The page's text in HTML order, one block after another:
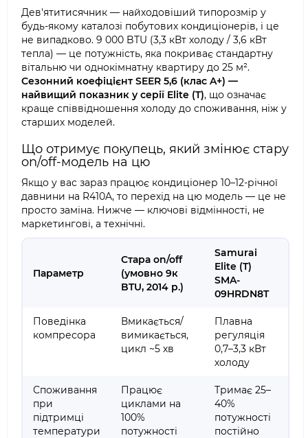
Дев'ятитисячник — найходовіший типорозмір у
будь-якому каталозі побутових кондиціонерів, і це
не випадково. 9 000 BTU (3,3 кВт холоду / 3,6 кВт
тепла) — це потужність, яка покриває стандартну
вітальню чи однокімнатну квартиру до 25 м².
Сезонний коефіцієнт SEER 5,6 (клас A+) —
найвищий показник у серії Elite (T), що означає
краще співвідношення холоду до споживання, ніж у
старших моделей.
Що отримує покупець, який змінює стару
on/off-модель на цю
Якщо у вас зараз працює кондиціонер 10–12-річної
давнини на R410A, то перехід на цю модель — це не
просто заміна. Нижче — ключові відмінності, не
маркетингові, а технічні.
Параметр
Стара on/off
(умовно 9к
BTU, 2014 р.)
Samurai
Elite (T)
SMA-
09HRDN8T
Поведінка
компресора
Вмикається/
вимикається,
цикл ~5 хв
Плавна
регуляція
0,7–3,3 кВт
холоду
Споживання
при
підтримці
температури
Працює
циклами на
100%
потужності
Тримає 25–
40%
потужності
постійно